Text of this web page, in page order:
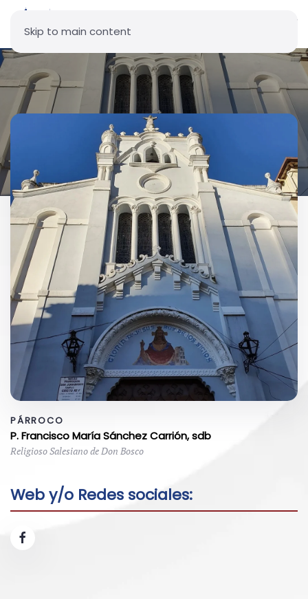
Skip to main content
Parroquia Cristo Rey - La Tola
PÁRROCO
P. Francisco María Sánchez Carrión, sdb
Religioso Salesiano de Don Bosco
Web y/o Redes sociales: